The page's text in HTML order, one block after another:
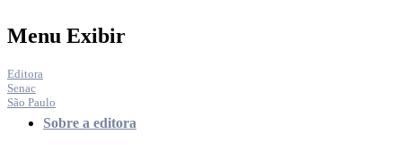
Menu Exibir
Editora
Senac
São Paulo
Sobre a editora